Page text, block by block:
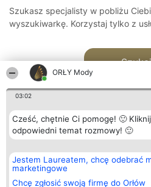
ORŁY Mody
03:02
Cześć, chętnie Ci pomogę! 🙂
odpowiedni temat rozmowy! 🙂
Jestem Laureatem, chcę odebrać
marketingowe
Chcę zgłosić swoją firmę do Orłów
Szukasz specjalisty w pobliżu
wyszukiwarkę. Korzystaj tylko z
Szukaj
Organizator plebiscytu
Bright Side Solutions sp. z o.
o. sp. k.
ul. Ruska 22
Plebiscyt
Laureaci
wszystkich